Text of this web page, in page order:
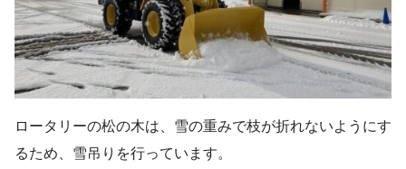
ロータリーの松の木は、雪の重みで枝が折れないようにす
るため、雪吊りを行っています。